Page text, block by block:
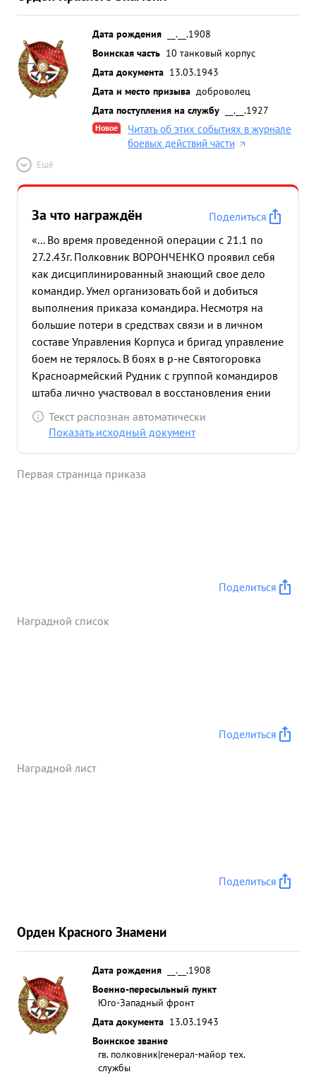
Дата рождения
__.__.1908
Воинская часть 10 танковый корпус
Дата документа 13.03.1943
Дата и место призыва доброволец
Дата поступления на службу
__.__.1927
Новое
Читать об этих событиях в журнале
боевых действий части
Ещё
За что награждён
Поделиться
«... Во время проведенной операции с 21.1 по
27.2.43г. Полковник ВОРОНЧЕНКО проявил себя
как дисциплинированный знающий свое дело
командир. Умел организовать бой и добиться
выполнения приказа командира. Несмотря на
большие потери в средствах связи и в личном
составе Управления Корпуса и бригад управление
боем не терялось. В боях в р-не Святогоровка
Красноармейский Рудник с группой командиров
штаба лично участвовал в восстановления ении
порядка в войская во время атаки противника. В
р-не Степановка неоднократно водил в атаку
Ново-Александровка лично руководил боем и
ранения командира корпуса в течение 4-х суток
время всех боев проявлял мужество и отвагу.
Текст распознан автоматически
Показать исходный документ
Первая страница приказа
Поделиться
Наградной список
Поделиться
Наградной лист
Поделиться
Орден Красного Знамени
Дата рождения
__.__.1908
Военно-пересыльный пункт
Юго-Западный фронт
Дата документа 13.03.1943
Воинское звание
гв. полковник|генерал-майор тех.
службы